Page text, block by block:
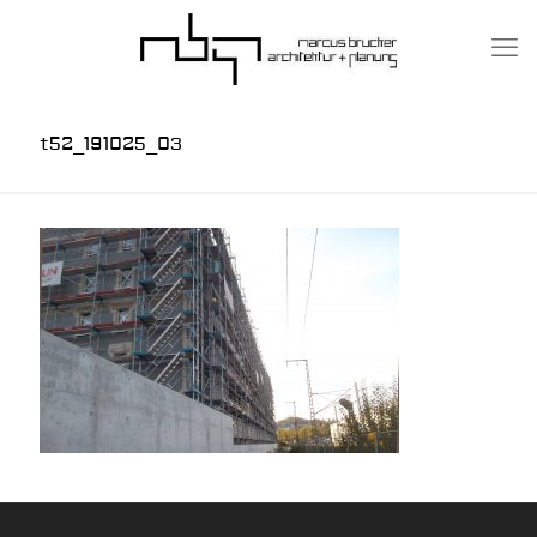
t52_191025_03